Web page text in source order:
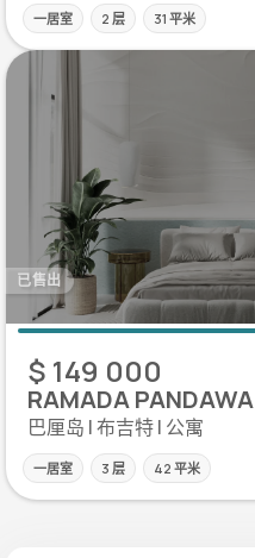
一居室 2 层 31 平米
已售出
$ 149 000
RAMADA PANDAWA
巴厘岛 | 布吉特 | 公寓
一居室 3 层 42 平米